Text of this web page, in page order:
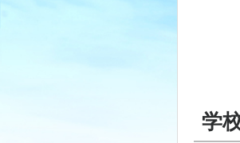
学